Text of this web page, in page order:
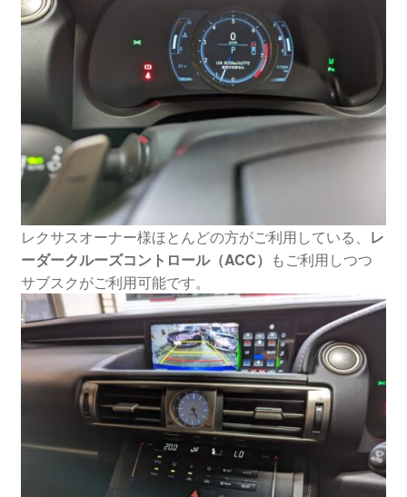
レクサスオーナー様ほとんどの方がご利用している、
レ
ーダークルーズコントロール（ACC） もご利用しつつ
サブスクがご利用可能です。